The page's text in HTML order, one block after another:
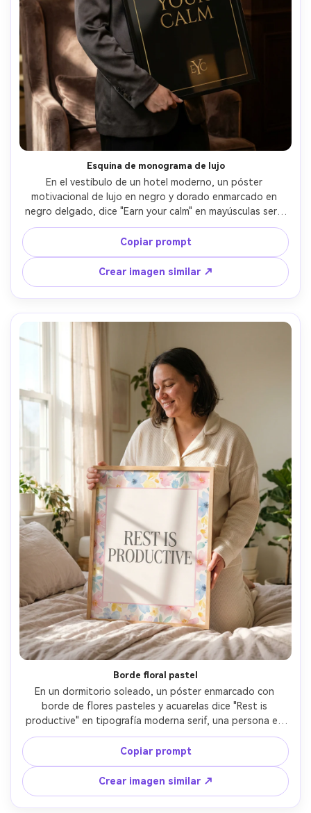
Esquina de monograma de lujo
En el vestíbulo de un hotel moderno, un póster
motivacional de lujo en negro y dorado enmarcado en
negro delgado, dice "Earn your calm" en mayúsculas serif
elegantes con pequeño monograma dorado en la esquina,
sostenido por mujer en blazer satinado, iluminación cálida
ambiental con luz de contorno, Canon R6, 70mm f/2.8,
retrato vertical, ambiente sofisticado y sereno, sombras
naturales, textura de impresión nítida, alta resolución --ar
4:5
Copiar prompt
Crear imagen similar ↗
Borde floral pastel
En un dormitorio soleado, un póster enmarcado con
borde de flores pasteles y acuarelas dice "Rest is
productive" en tipografía moderna serif, una persona en
pijama acogedor sonríe mientras sostiene el marco, luz
suave de la mañana, Fujifilm GFX 100S, 80mm f/1.7,
composición vertical, ambiente relajante, textura de piel
realista, sombras suaves, detalles tipográficos nítidos --
ar 4:5
Copiar prompt
Crear imagen similar ↗